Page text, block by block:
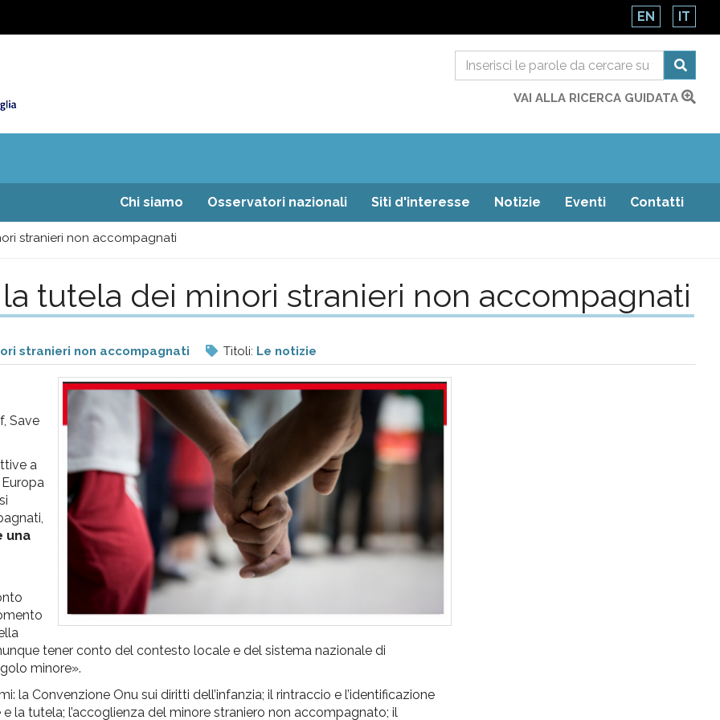
EN IT
VAI ALLA RICERCA GUIDATA
Chi siamo Osservatori nazionali Siti d'interesse Notizie Eventi Contatti
stranieri non accompagnati
tutela dei minori stranieri non accompagnati
stranieri non accompagnati Titoli: Le notizie
Save
a
una
tener conto del contesto locale e del sistema nazionale di
minore».
la Convenzione Onu sui diritti dell’infanzia; il rintraccio e l’identificazione
la tutela; l’accoglienza del minore straniero non accompagnato; il